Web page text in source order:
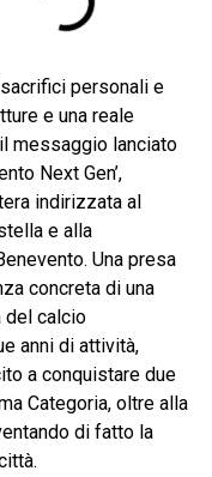
personali e
e una reale
messaggio lanciato
Next Gen’,
indirizzata al
e alla
Una presa
concreta di una
del calcio
anni di attività,
a conquistare due
Categoria, oltre alla
di fatto la